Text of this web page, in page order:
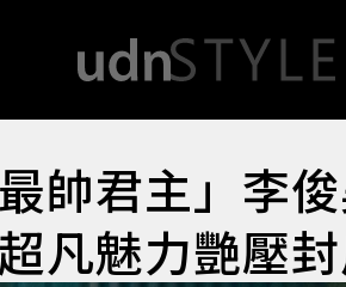
帥君主」李
凡魅力艷壓